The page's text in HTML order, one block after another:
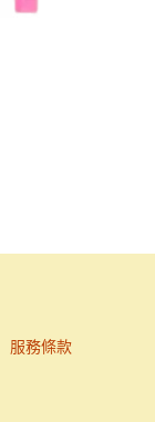
服務條款